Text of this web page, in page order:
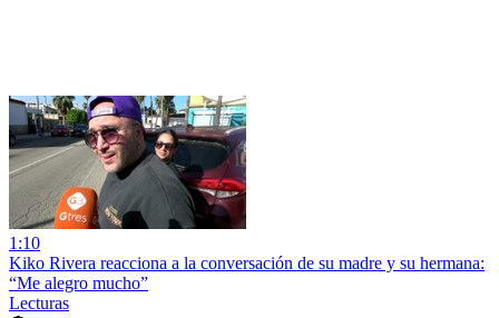
1:10
Kiko Rivera reacciona a la conversación de su madre y su hermana:
“Me alegro mucho”
Lecturas